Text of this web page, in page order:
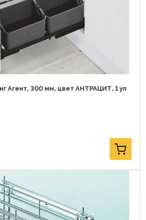
Агент, 300 мм, цвет АНТРАЦИТ, 1 уп